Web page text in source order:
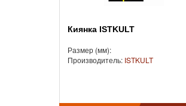
Киянка ISTKULT
Размер (мм):
Производитель: ISTKULT